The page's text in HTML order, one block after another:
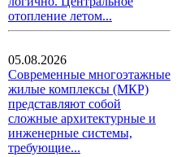
отопление летом...
05.08.2026
Современные многоэтажные
жилые комплексы (МКР)
представляют собой
сложные архитектурные и
инженерные системы,
требующие...